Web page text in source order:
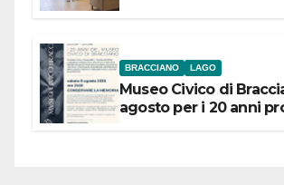
BRACCIANO LAGO
Museo Civico di
agosto per i 20 anni